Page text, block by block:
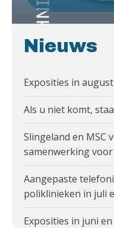
Nieuws
Exposities in
Als u niet komt,
Slingeland en MSC
samenwerking
Aangepaste
poliklinieken in juli
Exposities in juni